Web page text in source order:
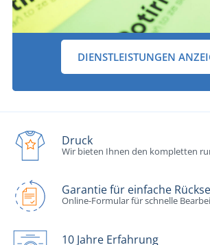
DIENSTLEISTUNGEN
Druck
Wir bieten Ihnen den kompletten
Garantie für einfache
Online-Formular für schnelle
10 Jahre Erfahrung